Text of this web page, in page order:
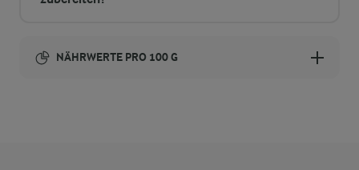
NÄHRWERTE PRO 100 G